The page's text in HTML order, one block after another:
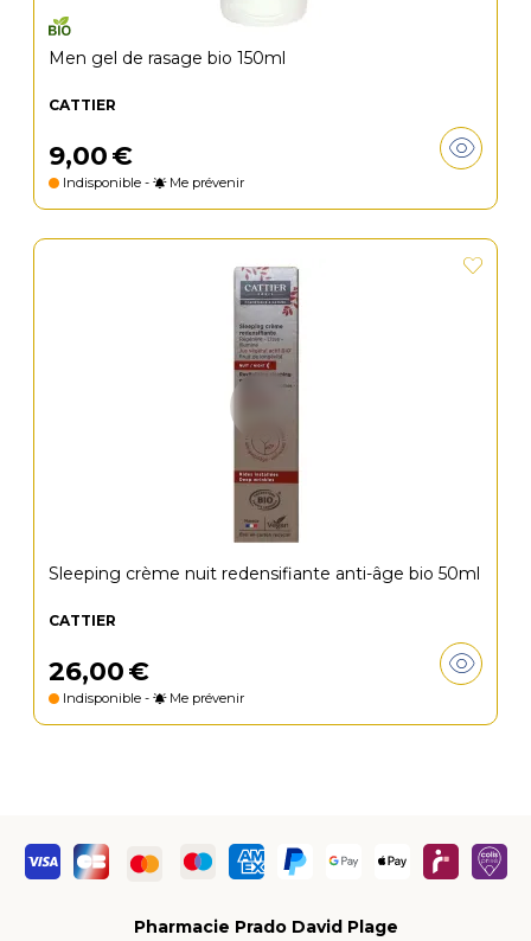
Men gel de rasage bio 150ml
CATTIER
9,00€
Indisponible - Me prévenir
Sleeping crème nuit redensifiante anti-âge bio 50ml
CATTIER
26,00€
Indisponible - Me prévenir
Pharmacie Prado David Plage